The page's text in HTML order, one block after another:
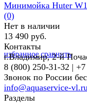
избранное сравнить
Минимойка Huter
(0)
Нет в наличии
13 490 руб.
Контакты
г.Владимир, 2-й
8 (800) 250-31-32 |
Звонок по России
info@aquaservice-
Разделы